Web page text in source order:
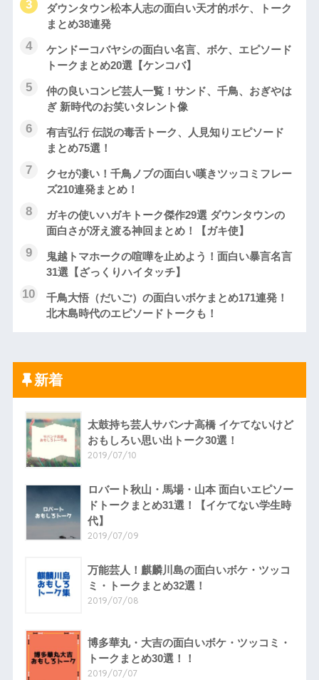
ダウンタウン松本人志の面白い天才的ボケ、トーク
まとめ38連発
ケンドーコバヤシの面白い名言、ボケ、エピソード
トークまとめ20選【ケンコバ】
仲の良いコンビ芸人一覧！サンド、千鳥、おぎやは
ぎ 新時代のお笑いタレント像
有吉弘行 伝説の毒舌トーク、人見知りエピソード
まとめ75選！
クセが凄い！千鳥ノブの面白い嘆きツッコミフレー
ズ210連発まとめ！
ガキの使いハガキトーク傑作29選 ダウンタウンの
面白さが冴え渡る神回まとめ！【ガキ使】
鬼越トマホークの喧嘩を止めよう！面白い暴言名言
31選【ざっくりハイタッチ】
千鳥大悟（だいご）の面白いボケまとめ171連発！
北木島時代のエピソードトークも！
新着
太鼓持ち芸人サバンナ高橋 イケてないけど
おもしろい思い出トーク30選！
2019/07/10
ロバート秋山・馬場・山本 面白いエピソー
ドトークまとめ31選！【イケてない学生時
代】
2019/07/09
万能芸人！麒麟川島の面白いボケ・ツッコ
ミ・トークまとめ32選！
2019/07/08
博多華丸・大吉の面白いボケ・ツッコミ・
トークまとめ30選！！
2019/07/07